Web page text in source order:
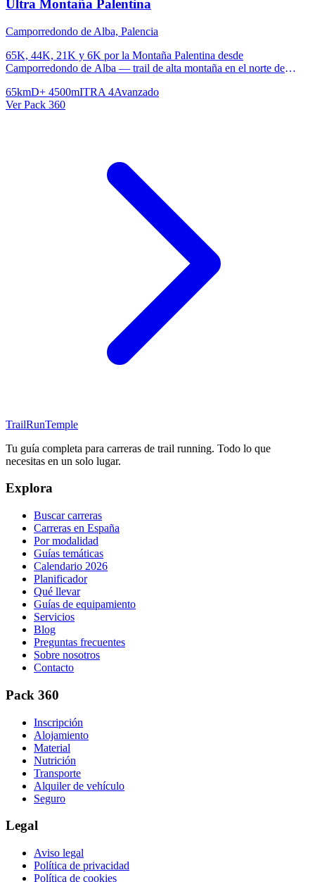
Ultra Montaña Palentina
Camporredondo de Alba, Palencia
65K, 44K, 21K y 6K por la Montaña Palentina desde
Camporredondo de Alba — trail de alta montaña en el norte de
65kmD+ 4500mITRA 4Avanzado
Ver Pack 360
TrailRunTemple
Tu guía completa para carreras de trail running. Todo lo que
necesitas en un solo lugar.
Explora
Buscar carreras
Carreras en España
Por modalidad
Guías temáticas
Calendario 2026
Planificador
Qué llevar
Guías de equipamiento
Servicios
Blog
Preguntas frecuentes
Sobre nosotros
Contacto
Pack 360
Inscripción
Alojamiento
Material
Nutrición
Transporte
Alquiler de vehículo
Seguro
Legal
Aviso legal
Política de privacidad
Política de cookies